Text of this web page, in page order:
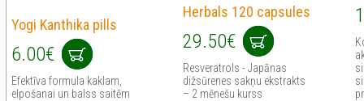
Yogi Kanthika pills
6.00€
Efektīva formula kaklam,
elpošanai un balss saitēm
Herbals 120 capsules
29.50€
Resveratrols - Japānas
dižsūrenes sakņu ekstrakts
– 2 mēnešu kurss